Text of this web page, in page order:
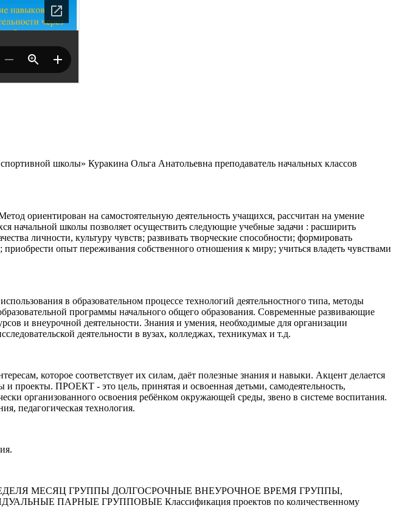
школы» Куракина Ольга Анатольевна преподаватель начальных классов
ориентирован на самостоятельную деятельность учащихся, рассчитан на умение
начальной школы позволяет осуществить следующие учебные задачи : расширить
личности, культуру чувств; развивать творческие способности; формировать
опыт переживания собственного отношения к миру; учиться владеть чувствами
в образовательном процессе технологий деятельностного типа, методы
программы начального общего образования. Современные развивающие
и внеурочной деятельности. Знания и умения, необходимые для организации
деятельности в вузах, колледжах, техникумах и т.д.
которое соответствует их силам, даёт полезные знания и навыки. Акцент делается
и проекты. ПРОЕКТ - это цель, принятая и освоенная детьми, самодеятельность,
организованного освоения ребёнком окружающей среды, звено в системе воспитания.
педагогическая технология.
МЕСЯЦ ГРУППЫ ДОЛГОСРОЧНЫЕ ВНЕУРОЧНОЕ ВРЕМЯ ГРУППЫ,
ПАРНЫЕ ГРУППОВЫЕ Классификация проектов по количественному